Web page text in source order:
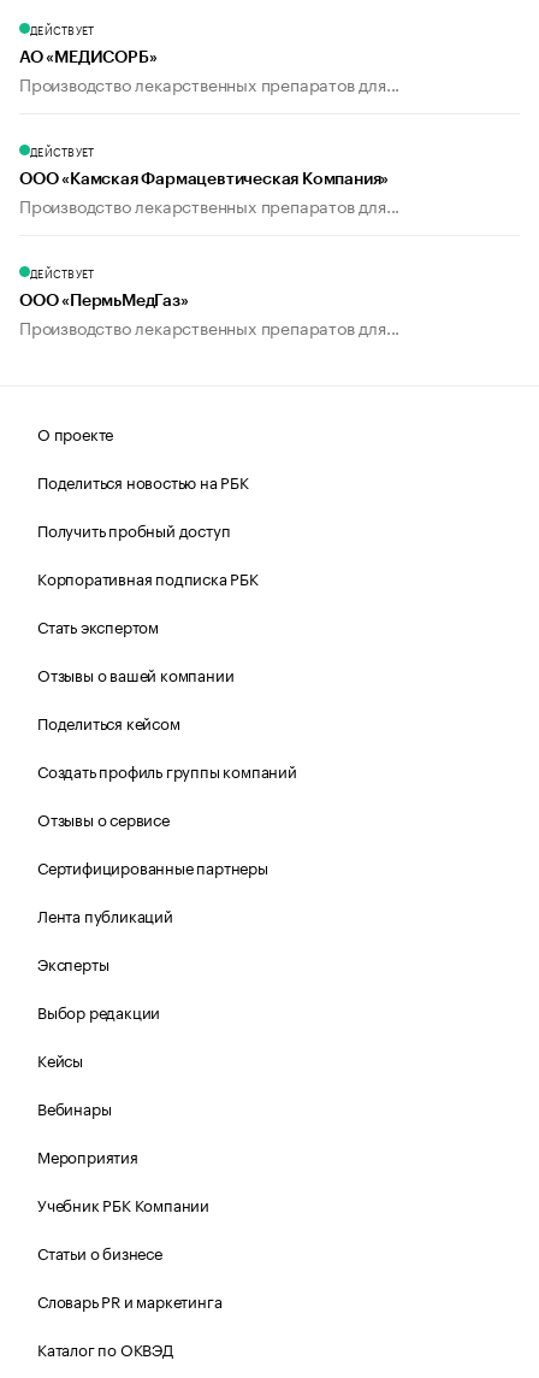
ДЕЙСТВУЕТ
АО «МЕДИСОРБ»
Производство лекарственных препаратов для...
ДЕЙСТВУЕТ
ООО «Камская Фармацевтическая Компания»
Производство лекарственных препаратов для...
ДЕЙСТВУЕТ
ООО «ПермьМедГаз»
Производство лекарственных препаратов для...
О проекте
Поделиться новостью на РБК
Получить пробный доступ
Корпоративная подписка РБК
Стать экспертом
Отзывы о вашей компании
Поделиться кейсом
Создать профиль группы компаний
Отзывы о сервисе
Сертифицированные партнеры
Лента публикаций
Эксперты
Выбор редакции
Кейсы
Вебинары
Мероприятия
Учебник РБК Компании
Статьи о бизнесе
Словарь PR и маркетинга
Каталог по ОКВЭД